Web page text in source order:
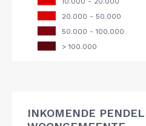
INKOMENDE